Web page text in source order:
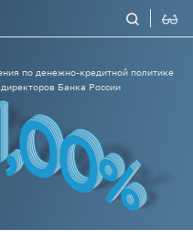
по денежно-кредитной политике
Банка России